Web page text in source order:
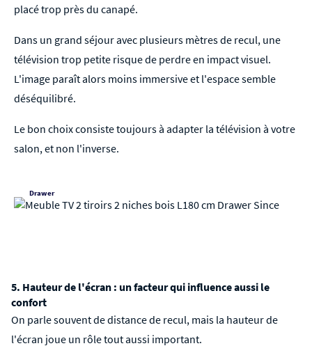
placé trop près du canapé.
Dans un grand séjour avec plusieurs mètres de recul, une
télévision trop petite risque de perdre en impact visuel.
L'image paraît alors moins immersive et l'espace semble
déséquilibré.
Le bon choix consiste toujours à adapter la télévision à votre
salon, et non l'inverse.
Drawer
5. Hauteur de l'écran : un facteur qui influence aussi le
confort
On parle souvent de distance de recul, mais la hauteur de
l'écran joue un rôle tout aussi important.